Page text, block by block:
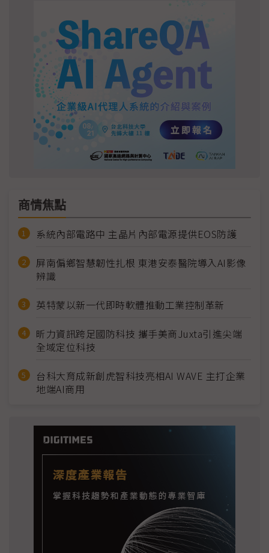
商情焦點
系統內部電路中 主晶片內部電源提供EOS防護
屏南偏鄉智慧韌性扎根 東港安泰醫院導入AI影像
辨識
英特蒙以新一代即時軟體推動工業控制革新
昕力資訊跨足國防科技 攜手美商Juxta引進尖端
全域定位科技
台科大育成新創虎智科技亮相AI WAVE 主打企業
地端AI商用